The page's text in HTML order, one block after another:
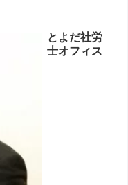
とよだ社労
士オフィス